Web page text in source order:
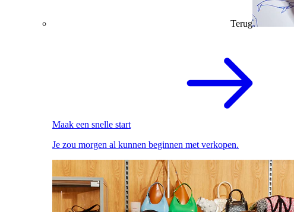
Terug
Maak een snelle start
Je zou morgen al kunnen beginnen met verkopen.